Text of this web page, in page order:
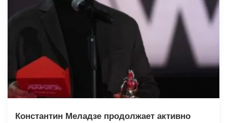
Константин Меладзе продолжает активно